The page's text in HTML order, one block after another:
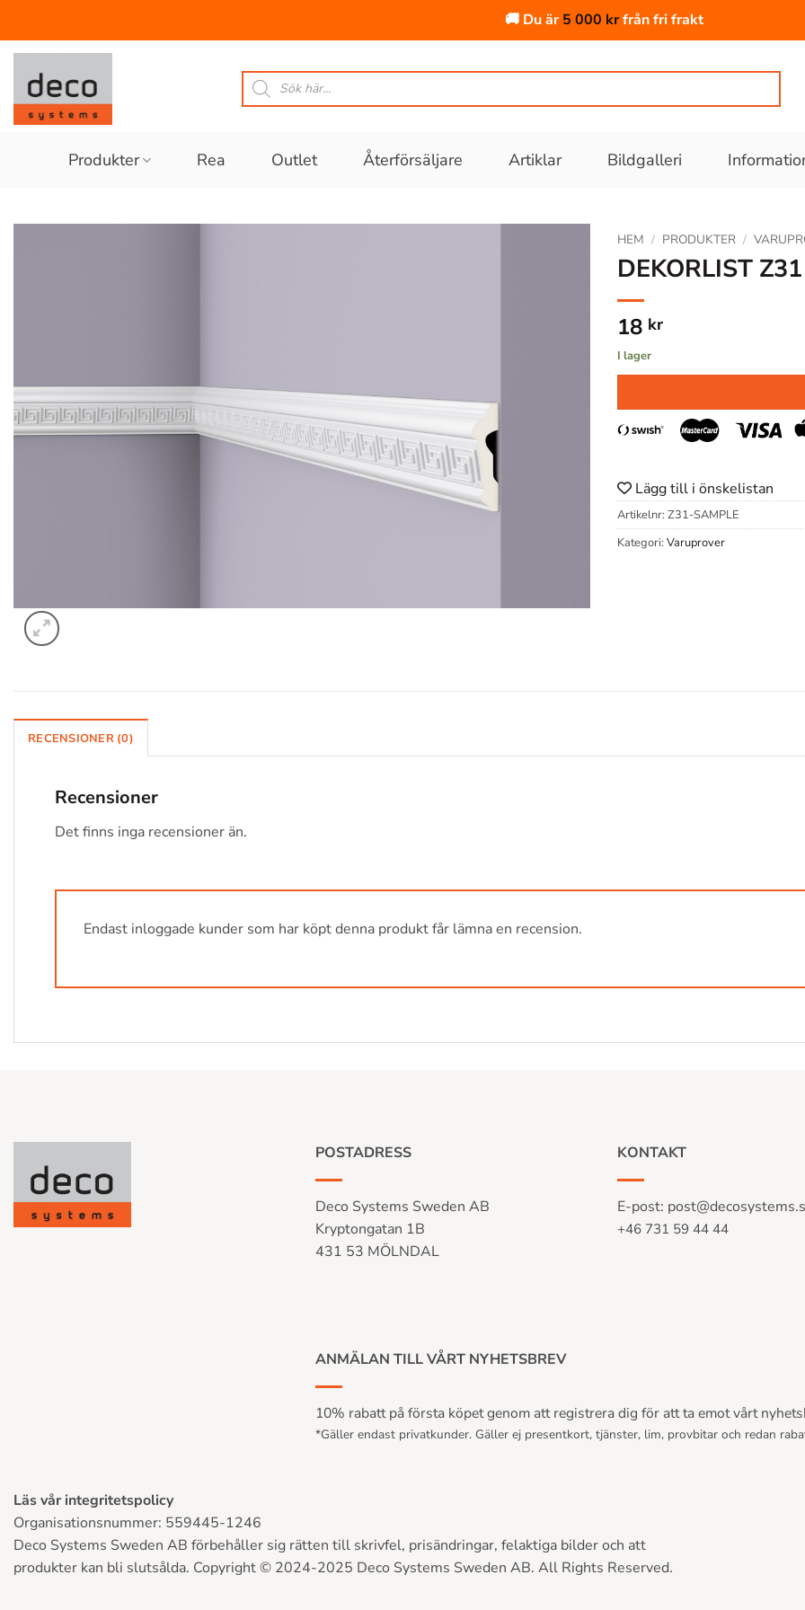
🚚 Du är5 000 krfrån fri frakt
Skip
content
Produktsökning
Produkter Rea Outlet Återförsäljare Artiklar Bildgalleri
HEM / PRODUKTER /
DEKORLIST
18 kr
I lager
Lägg till i önskelistan
Artikelnr: Z31-SAMPLE
Kategori: Varuprover
RECENSIONER (0)
Recensioner
Det finns inga recensioner än.
Endast inloggade kunder som har köpt denna produkt får lämna en recension.
POSTADRESS
Deco Systems Sweden AB
Kryptongatan 1B
431 53 MÖLNDAL
KONTAKT
E-post:
+46 731 59 44 44
ANMÄLAN TILL VÅRT NYHETSBREV
10% rabatt på första köpet genom att registrera dig för att ta emot vårt
*Gäller endast privatkunder. Gäller ej presentkort, tjänster, lim, provbitar och redan
Läs vår integritetspolicy
Organisationsnummer: 559445-1246
Deco Systems Sweden AB förbehåller sig rätten till skrivfel, prisändringar, felaktiga bilder och att
produkter kan bli slutsålda. Copyright © 2024-2025 Deco Systems Sweden AB. All Rights Reserved.